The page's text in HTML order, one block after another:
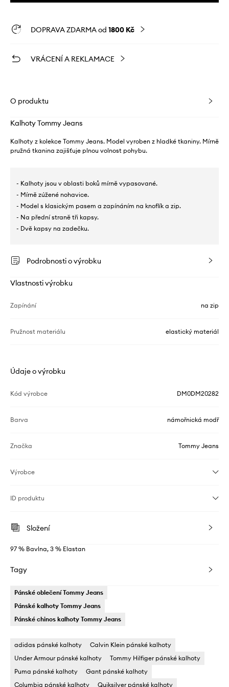
DOPRAVA ZDARMA od 1800 Kč
VRÁCENÍ A REKLAMACE
O produktu
Kalhoty Tommy Jeans
Kalhoty z kolekce Tommy Jeans. Model vyroben z hladké tkaniny. Mírně
pružná tkanina zajišťuje plnou volnost pohybu.
- Kalhoty jsou v oblasti boků mírně vypasované.
- Mírně zúžené nohavice.
- Model s klasickým pasem a zapínáním na knoflík a zip.
- Na přední straně tři kapsy.
- Dvě kapsy na zadečku.
Podrobnosti o výrobku
Vlastnosti výrobku
Zapínání na zip
Pružnost materiálu elastický materiál
Údaje o výrobku
Kód výrobce DM0DM20282
Barva námořnická modř
Značka Tommy Jeans
Výrobce
ID produktu
Složení
97 % Bavlna, 3 % Elastan
Tagy
Pánské oblečení Tommy Jeans
Pánské kalhoty Tommy Jeans
Pánské chinos kalhoty Tommy Jeans
adidas pánské kalhoty
Calvin Klein pánské kalhoty
Under Armour pánské kalhoty
Tommy Hilfiger pánské kalhoty
Puma pánské kalhoty
Gant pánské kalhoty
Columbia pánské kalhoty
Quiksilver pánské kalhoty